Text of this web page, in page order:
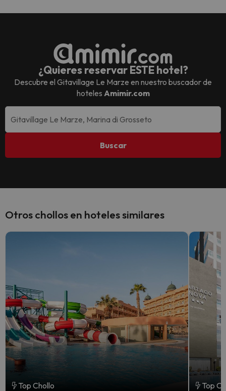
¿Quieres reservar ESTE hotel?
Descubre el Gitavillage Le Marze en nuestro buscador de
hoteles Amimir.com
Buscar
Otros chollos en hoteles similares
Top Chollo Top